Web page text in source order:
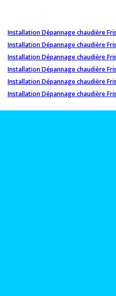
Installation Dépannage chaudière
Installation Dépannage chaudière
Installation Dépannage chaudière
Installation Dépannage chaudière
Installation Dépannage chaudière
Installation Dépannage chaudière